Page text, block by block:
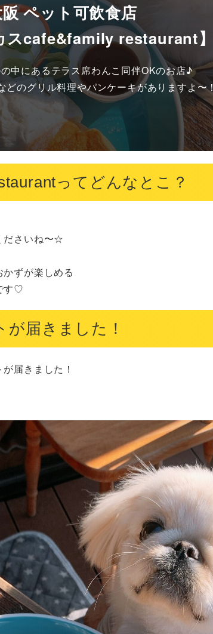
ペット可飲食店
スcafe&family restaurant】
中にあるテラス席わんこ同伴OKのお店♪
どのグリル料理やパンケーキがありますよ〜！
ってどんなとこ？
ださいね〜☆
ずが楽しめる
届きました！
届きました！